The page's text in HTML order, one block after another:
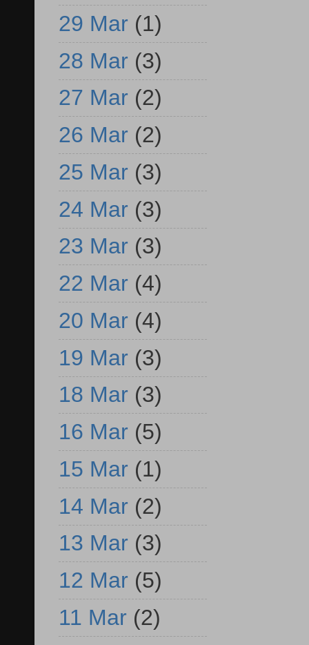
29 Mar (1)
28 Mar (3)
27 Mar (2)
26 Mar (2)
25 Mar (3)
24 Mar (3)
23 Mar (3)
22 Mar (4)
20 Mar (4)
19 Mar (3)
18 Mar (3)
16 Mar (5)
15 Mar (1)
14 Mar (2)
13 Mar (3)
12 Mar (5)
11 Mar (2)